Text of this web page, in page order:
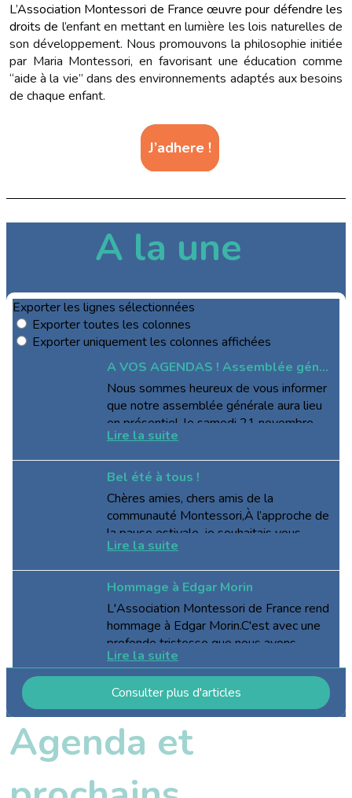
L’Association Montessori de France œuvre pour défendre les
droits de l’enfant en mettant en lumière les lois naturelles de
son développement. Nous promouvons la philosophie initiée
par Maria Montessori, en favorisant une éducation comme
“aide à la vie” dans des environnements adaptés aux besoins
de chaque enfant.
J’adhere !
A la une
Agenda et